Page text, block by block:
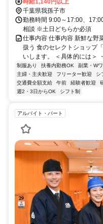
我孫子（千葉県）南口徒歩
柏北口徒歩約35分
時給1,140円以上
千葉県我孫子市
勤務時間 9:00～17:00、
相談 ※土日どちらか必須
仕事内容 仕事内容 新鮮な野
扱う 食のセレクトショップ
いします。 ＜具体的には＞
制服あり 扶養内勤務OK 副業・W
主婦・主夫歓迎
フリーター歓迎 シ
交通費全額支給
午前 経験者歓迎
週2・3日からOK
シフト制
アルバイト・パート